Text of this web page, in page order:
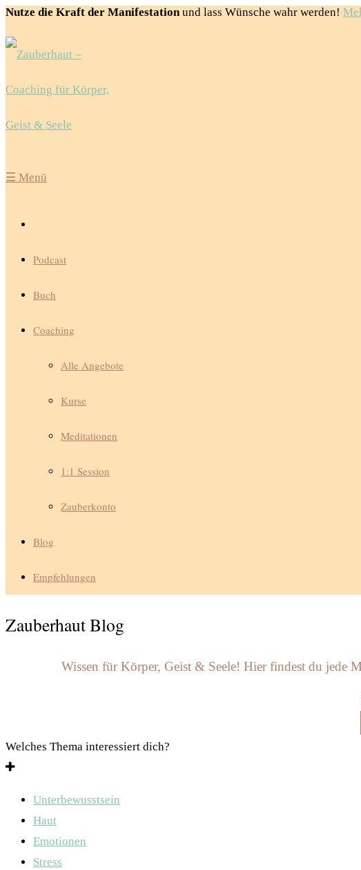
Nutze die Kraft der Manifestationund lass Wünsche wahr werden!
☰ Menü
Podcast
Buch
Coaching
Alle Angebote
Kurse
Meditationen
1:1 Session
Zauberkonto
Blog
Empfehlungen
Zauberhaut Blog
Wissen für Körper, Geist & Seele! Hier findest du jede
Welches Thema interessiert dich?
Unterbewusstsein
Haut
Emotionen
Stress